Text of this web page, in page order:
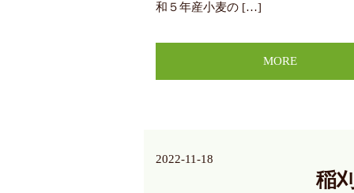
和５年産小麦の […]
MORE
2022-11-18
稲